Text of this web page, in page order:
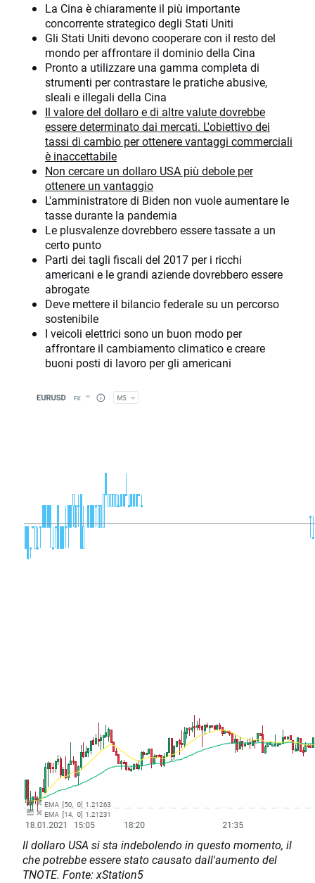
La Cina è chiaramente il più importante
concorrente strategico degli Stati Uniti
Gli Stati Uniti devono cooperare con il resto del
mondo per affrontare il dominio della Cina
Pronto a utilizzare una gamma completa di
strumenti per contrastare le pratiche abusive,
sleali e illegali della Cina
Il valore del dollaro e di altre valute dovrebbe
essere determinato dai mercati. L'obiettivo dei
tassi di cambio per ottenere vantaggi commerciali
è inaccettabile
Non cercare un dollaro USA più debole per
ottenere un vantaggio
L'amministratore di Biden non vuole aumentare le
tasse durante la pandemia
Le plusvalenze dovrebbero essere tassate a un
certo punto
Parti dei tagli fiscali del 2017 per i ricchi
americani e le grandi aziende dovrebbero essere
abrogate
Deve mettere il bilancio federale su un percorso
sostenibile
I veicoli elettrici sono un buon modo per
affrontare il cambiamento climatico e creare
buoni posti di lavoro per gli americani
Il dollaro USA si sta indebolendo in questo momento, il
che potrebbe essere stato causato dall'aumento del
TNOTE. Fonte: xStation5